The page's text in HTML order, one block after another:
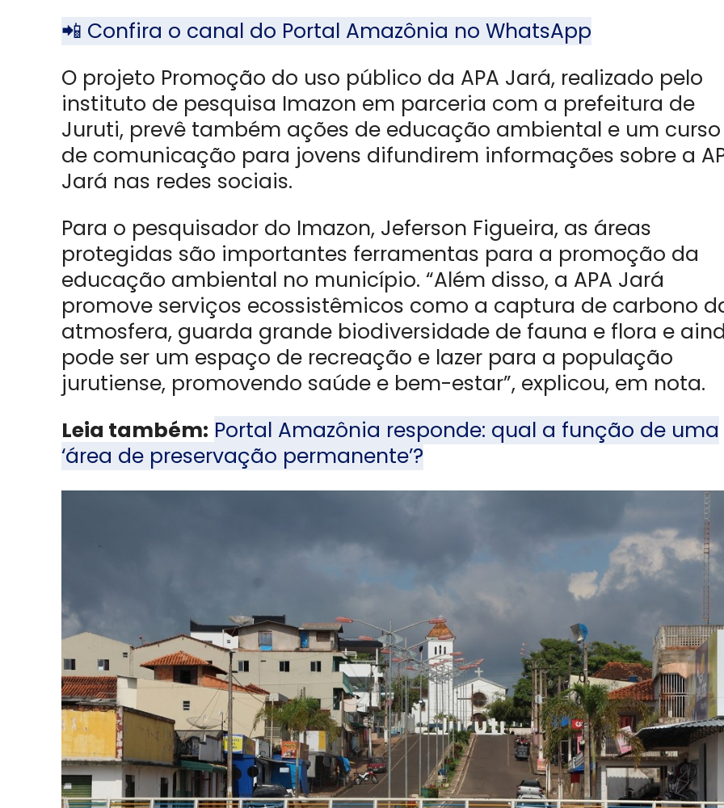
📲 Confira o canal do Portal Amazônia no WhatsApp
O projeto Promoção do uso público da APA Jará, realizado pelo
instituto de pesquisa Imazon em parceria com a prefeitura de
Juruti, prevê também ações de educação ambiental e um curso
de comunicação para jovens difundirem informações sobre a
Jará nas redes sociais.
Para o pesquisador do Imazon, Jeferson Figueira, as áreas
protegidas são importantes ferramentas para a promoção da
educação ambiental no município. “Além disso, a APA Jará
promove serviços ecossistêmicos como a captura de carbono
atmosfera, guarda grande biodiversidade de fauna e flora e
pode ser um espaço de recreação e lazer para a população
jurutiense, promovendo saúde e bem-estar”, explicou, em nota.
Leia também: Portal Amazônia responde: qual a função de uma
‘área de preservação permanente’?